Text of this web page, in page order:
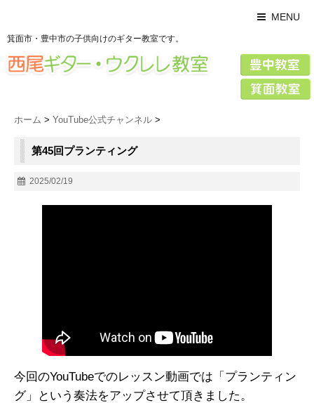
MENU
箕面市・豊中市の子供向けのギター教室です。
ホーム > YouTube公式チャンネル >
第45回プランティング
2025/02/19
今回のYouTubeでのレッスン動画では「プランティン
グ」という奏法をアップさせて頂きました。